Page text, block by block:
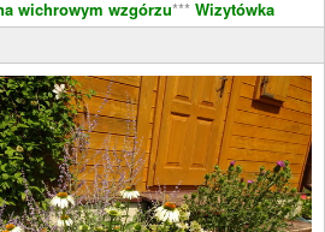
wichrowym wzgórzu*** Wizytówka